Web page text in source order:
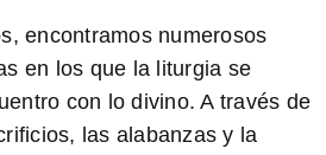
encontramos numerosos
en los que la liturgia se
con lo divino. A través de
las alabanzas y la